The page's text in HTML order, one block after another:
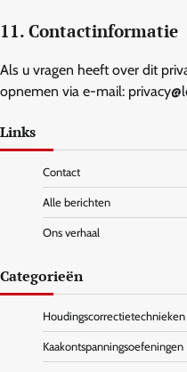
11. Contactinformatie
Als u vragen heeft over dit
opnemen via e-mail:
Links
Contact
Alle berichten
Ons verhaal
Categorieën
Houdingscorrectietechnieken
Kaakontspanningsoefeningen